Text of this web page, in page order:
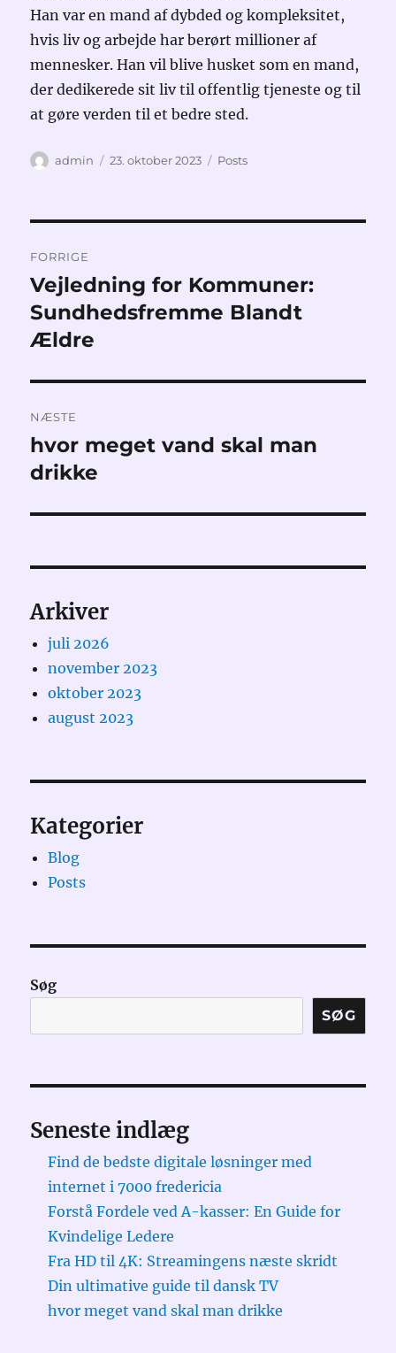
Han var en mand af dybded og kompleksitet,
hvis liv og arbejde har berørt millioner af
mennesker. Han vil blive husket som en mand,
der dedikerede sit liv til offentlig tjeneste og til
at gøre verden til et bedre sted.
Forfatter
admin Udgivet
23. oktober 2023 Kategorier
Posts
FORRIGE
Forrige
indlæg:
Vejledning for Kommuner:
Sundhedsfremme Blandt
Ældre
NÆSTE
Næste
indlæg:
hvor meget vand skal man
drikke
Arkiver
juli 2026
november 2023
oktober 2023
august 2023
Kategorier
Blog
Posts
Søg
SØG
Seneste indlæg
Find de bedste digitale løsninger med
internet i 7000 fredericia
Forstå Fordele ved A-kasser: En Guide for
Kvindelige Ledere
Fra HD til 4K: Streamingens næste skridt
Din ultimative guide til dansk TV
hvor meget vand skal man drikke